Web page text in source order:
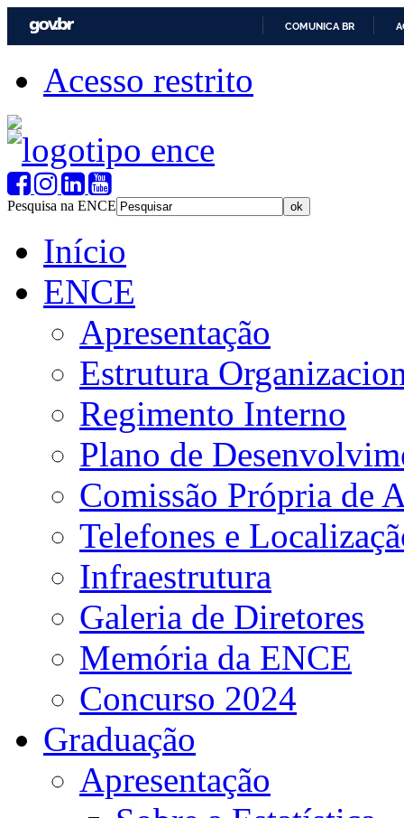
COMUNICA BR
Acesso restrito
Pesquisa na ENCE
Início
ENCE
Apresentação
Estrutura
Regimento Interno
Plano de
Comissão Própria de
Telefones e
Infraestrutura
Galeria de Diretores
Memória da ENCE
Concurso 2024
Graduação
Apresentação